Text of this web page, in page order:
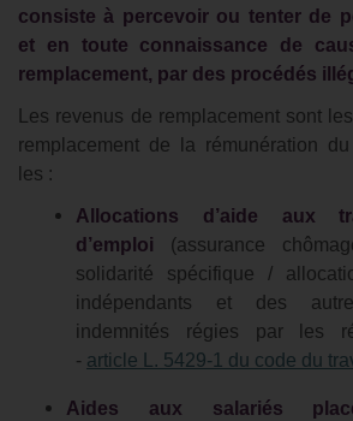
consiste à percevoir ou tenter de
et en toute connaissance de
remplacement, par des procédés
Les revenus de remplacement sont
remplacement de la rémunération du
les :
Allocations d’aide aux
d’emploi (assurance
solidarité spécifique /
indépendants et des
indemnités régies par les
- article L. 5429-1 du code du
Aides aux salariés